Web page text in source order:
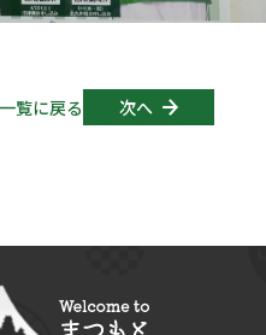
navigation
一覧に戻る 次へ